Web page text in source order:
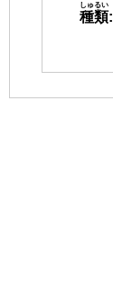
種類
しゅるい
: